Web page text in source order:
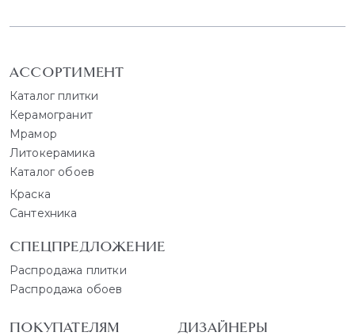
АССОРТИМЕНТ
Каталог плитки
Керамогранит
Мрамор
Литокерамика
Каталог обоев
Краска
Сантехника
СПЕЦПРЕДЛОЖЕНИЕ
Распродажа плитки
Распродажа обоев
ПОКУПАТЕЛЯМ
ДИЗАЙНЕРЫ